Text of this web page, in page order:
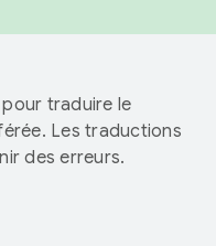
traduire le
Les traductions
des erreurs.